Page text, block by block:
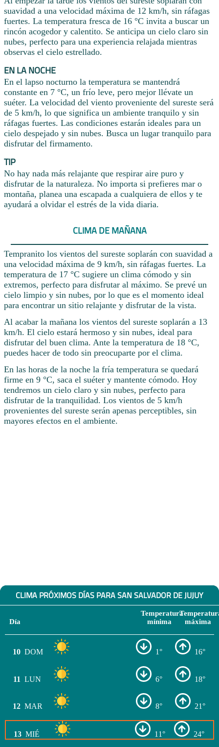
suavidad a una velocidad máxima de 12 km/h, sin ráfagas
fuertes. La temperatura fresca de 16 °C invita a buscar un
rincón acogedor y calentito. Se anticipa un cielo claro sin
nubes, perfecto para una experiencia relajada mientras
observas el cielo estrellado.
EN LA NOCHE
En el lapso nocturno la temperatura se mantendrá
constante en 7 °C, un frío leve, pero mejor llévate un
suéter. La velocidad del viento proveniente del sureste será
de 5 km/h, lo que significa un ambiente tranquilo y sin
ráfagas fuertes. Las condiciones estarán ideales para un
cielo despejado y sin nubes. Busca un lugar tranquilo para
disfrutar del firmamento.
TIP
No hay nada más relajante que respirar aire puro y
disfrutar de la naturaleza. No importa si prefieres mar o
montaña, planea una escapada a cualquiera de ellos y te
ayudará a olvidar el estrés de la vida diaria.
CLIMA DE MAÑANA
Tempranito los vientos del sureste soplarán con suavidad a
una velocidad máxima de 9 km/h, sin ráfagas fuertes. La
temperatura de 17 °C sugiere un clima cómodo y sin
extremos, perfecto para disfrutar al máximo. Se prevé un
cielo limpio y sin nubes, por lo que es el momento ideal
para encontrar un sitio relajante y disfrutar de la vista.
Al acabar la mañana los vientos del sureste soplarán a 13
km/h. El cielo estará hermoso y sin nubes, ideal para
disfrutar del buen clima. Ante la temperatura de 18 °C,
puedes hacer de todo sin preocuparte por el clima.
En las horas de la noche la fría temperatura se quedará
firme en 9 °C, saca el suéter y mantente cómodo. Hoy
tendremos un cielo claro y sin nubes, perfecto para
disfrutar de la tranquilidad. Los vientos de 5 km/h
provenientes del sureste serán apenas perceptibles, sin
mayores efectos en el ambiente.
CLIMA PRÓXIMOS DÍAS PARA SAN SALVADOR DE JUJUY
Día
Temperatura
mínima
máxima
10 DOM 1° 16°
11 LUN 6° 18°
12 MAR 8° 21°
13 MIÉ 11° 24°